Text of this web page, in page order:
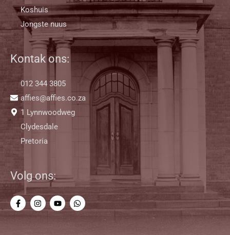
Koshuis
Jongste nuus
Kontak ons:
012 344 3805
affies@affies.co.za
1 Lynnwoodweg
Clydesdale
Pretoria
Volg ons: